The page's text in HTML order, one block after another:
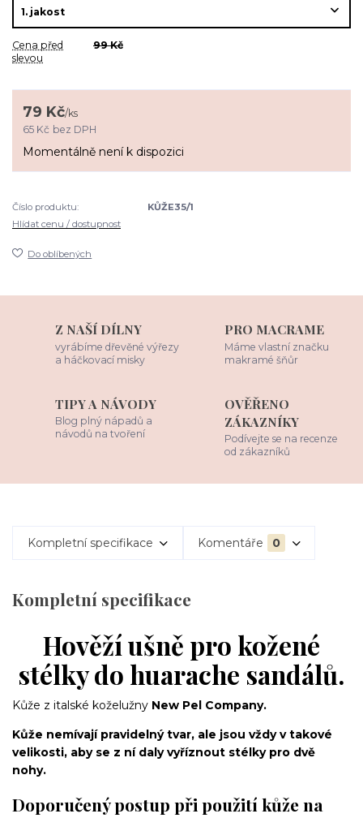
Cena před
slevou
99 Kč
79 Kč/ks
65 Kč bez DPH
Momentálně není k dispozici
Číslo produktu:
KŮŽE35/1
Hlídat cenu / dostupnost
Do oblíbených
Z NAŠÍ DÍLNY
vyrábíme dřevěné výřezy
a háčkovací misky
PRO MACRAME
Máme vlastní značku
makramé šňůr
TIPY A NÁVODY
Blog plný nápadů a
návodů na tvoření
OVĚŘENO
ZÁKAZNÍKY
Podívejte se na recenze
od zákazníků
Kompletní specifikace Komentáře 0
Kompletní specifikace
Hověží ušně pro kožené
stélky do huarache sandálů.
Kůže z italské koželužny New Pel Company.
Kůže nemívají pravidelný tvar, ale jsou vždy v takové
velikosti, aby se z ní daly vyříznout stélky pro dvě
nohy.
Doporučený postup při použití kůže na